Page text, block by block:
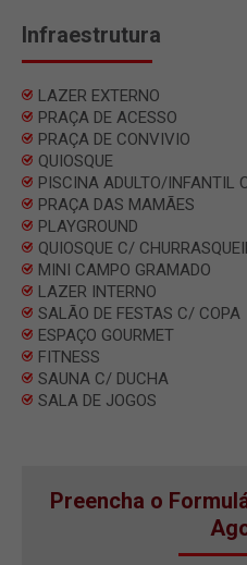
Infraestrutura
LAZER EXTERNO
PRAÇA DE ACESSO
PRAÇA DE CONVIVIO
QUIOSQUE
PISCINA ADULTO/INFANTIL
PRAÇA DAS MAMÃES
PLAYGROUND
QUIOSQUE C/
MINI CAMPO GRAMADO
LAZER INTERNO
SALÃO DE FESTAS C/ COPA
ESPAÇO GOURMET
FITNESS
SAUNA C/ DUCHA
SALA DE JOGOS
Preencha o